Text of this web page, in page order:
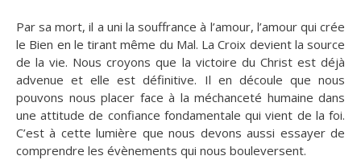
Par sa mort, il a uni la souffrance à l’amour, l’amour qui crée
le Bien en le tirant même du Mal. La Croix devient la source
de la vie. Nous croyons que la victoire du Christ est déjà
advenue et elle est définitive. Il en découle que nous
pouvons nous placer face à la méchanceté humaine dans
une attitude de confiance fondamentale qui vient de la foi.
C’est à cette lumière que nous devons aussi essayer de
comprendre les évènements qui nous bouleversent.